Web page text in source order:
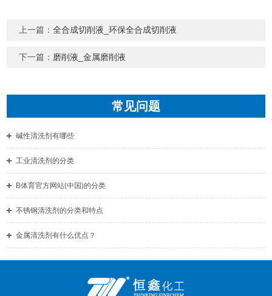
上一篇：全合成切削液_环保全合成切削液
下一篇： 磨削液_金属磨削液
常见问题
碱性清洗剂有哪些
工业清洗剂的分类
B体育官方网站(中国)的分类
不锈钢清洗剂的分类和特点
金属清洗剂有什么优点？